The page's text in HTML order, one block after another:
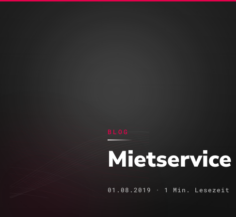
BLOG
01.08.2019 · 1 Min. Lesezeit